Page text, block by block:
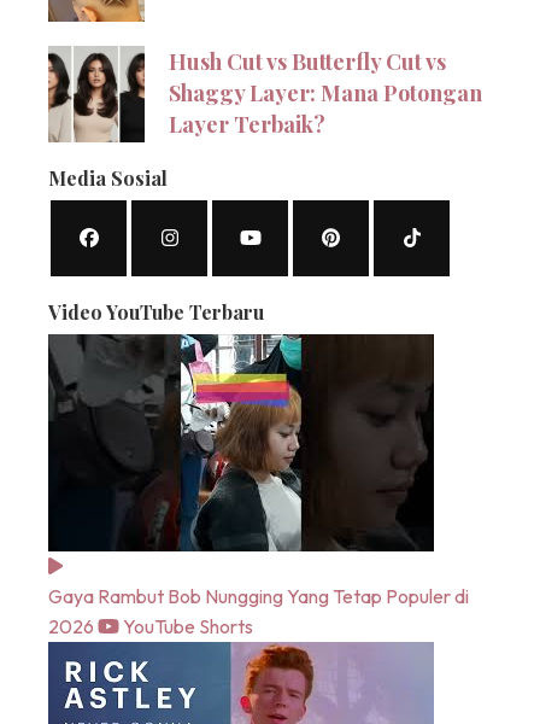
Hush Cut vs Butterfly Cut vs
Shaggy Layer: Mana Potongan
Layer Terbaik?
Media Sosial
Video YouTube Terbaru
Gaya Rambut Bob Nungging Yang Tetap Populer di
2026
YouTube Shorts